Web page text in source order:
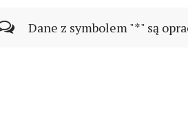
Dane z symbolem "*" są